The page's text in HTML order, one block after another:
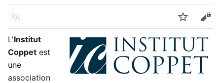
Langue Suivre
L'Institut
Coppet est
une
association